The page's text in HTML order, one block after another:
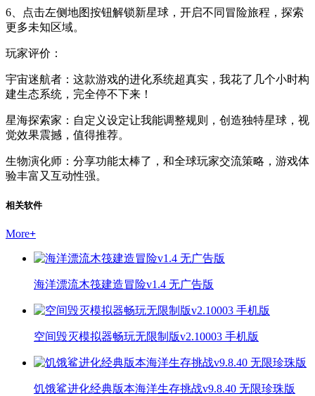
6、点击左侧地图按钮解锁新星球，开启不同冒险旅程，探索
更多未知区域。
玩家评价：
宇宙迷航者：这款游戏的进化系统超真实，我花了几个小时构
建生态系统，完全停不下来！
星海探索家：自定义设定让我能调整规则，创造独特星球，视
觉效果震撼，值得推荐。
生物演化师：分享功能太棒了，和全球玩家交流策略，游戏体
验丰富又互动性强。
相关软件
More+
海洋漂流木筏建造冒险v1.4 无广告版
空间毁灭模拟器畅玩无限制版v2.10003 手机版
饥饿鲨进化经典版本海洋生存挑战v9.8.40 无限珍珠版